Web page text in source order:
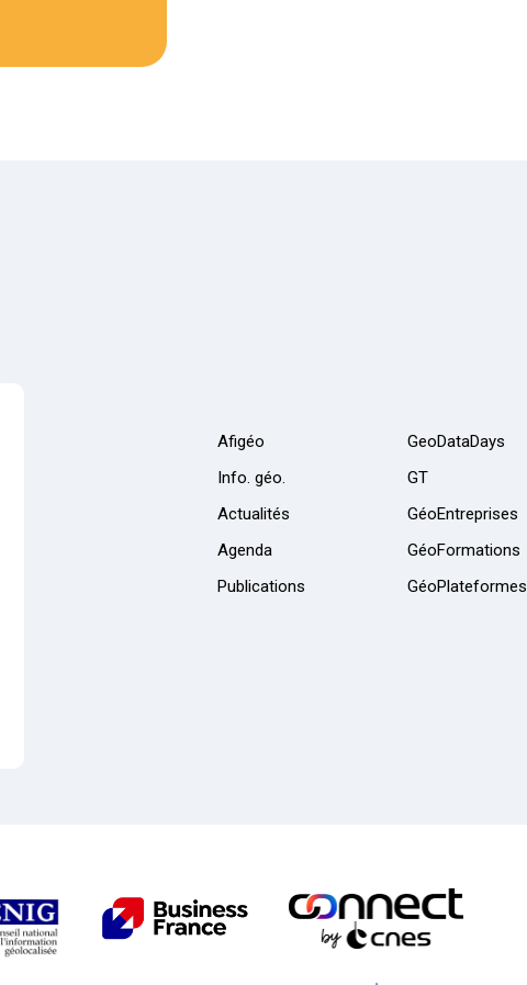
Afigéo
Info. géo.
Actualités
Agenda
Publications
GeoDataDays
GT
GéoEntreprises
GéoFormations
GéoPlateformes